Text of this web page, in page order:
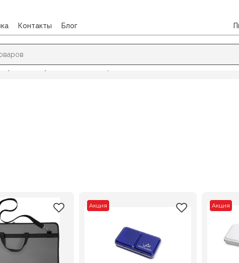
Контакты Блог
сумки для художественных принадлежностей
Акция Акция